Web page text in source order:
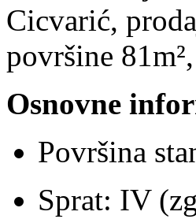
Cicvarić,
površine
Osnovne
Površina
Sprat: IV